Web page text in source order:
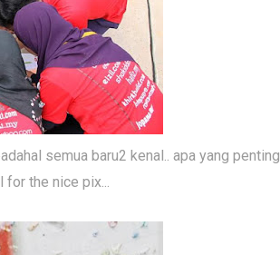
semua baru2 kenal.. apa yang penting
for the nice pix...